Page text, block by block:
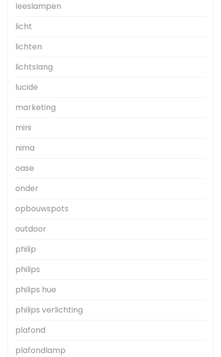
leeslampen
licht
lichten
lichtslang
lucide
marketing
mini
nima
oase
onder
opbouwspots
outdoor
philip
philips
philips hue
philips verlichting
plafond
plafondlamp